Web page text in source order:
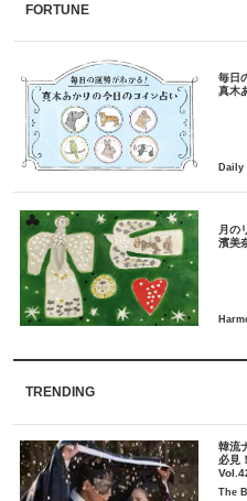
FORTUNE
毎日
月の
TRENDING
韓流
必見
The